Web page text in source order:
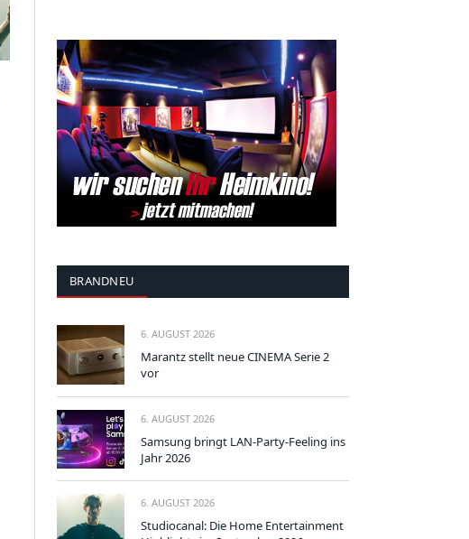
BRANDNEU
6. AUGUST 2026
Marantz stellt neue CINEMA Serie 2
vor
6. AUGUST 2026
Samsung bringt LAN-Party-Feeling ins
Jahr 2026
6. AUGUST 2026
Studiocanal: Die Home Entertainment